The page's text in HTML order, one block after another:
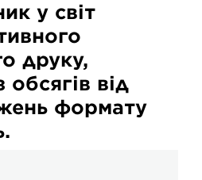
у світ
друку,
від
формату